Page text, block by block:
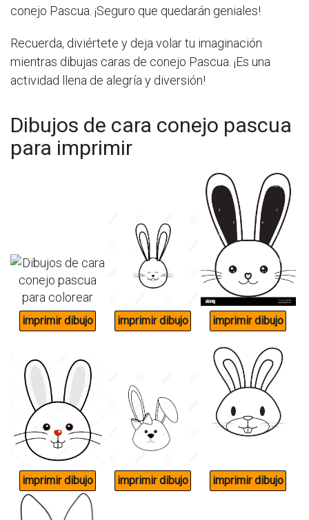
conejo Pascua. ¡Seguro que quedarán geniales!
Recuerda, diviértete y deja volar tu imaginación
mientras dibujas caras de conejo Pascua. ¡Es una
actividad llena de alegría y diversión!
Dibujos de cara conejo pascua
para imprimir